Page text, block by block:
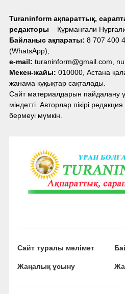
Turaninform ақпараттық,
редакторы – Құрманғали
Байланыс ақпараты: 8 707 400
(WhatsApp),
e-mail: turaninform@gmail.com,
Мекен-жайы: 010000, Астана
жанама құқықтар сақталады.
Сайт материалдарын пайдалану
міндетті. Авторлар пікірі
бермеуі мүмкін.
Сайт туралы мәлімет
Жаңалық ұсыну